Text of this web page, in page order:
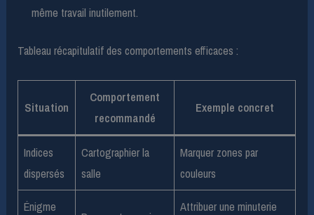
même travail inutilement.
Tableau récapitulatif des comportements efficaces :
Situation
Comportement
recommandé
Exemple concret
Indices
dispersés
Cartographier la
salle
Marquer zones par
couleurs
Énigme Attribuer une minuterie